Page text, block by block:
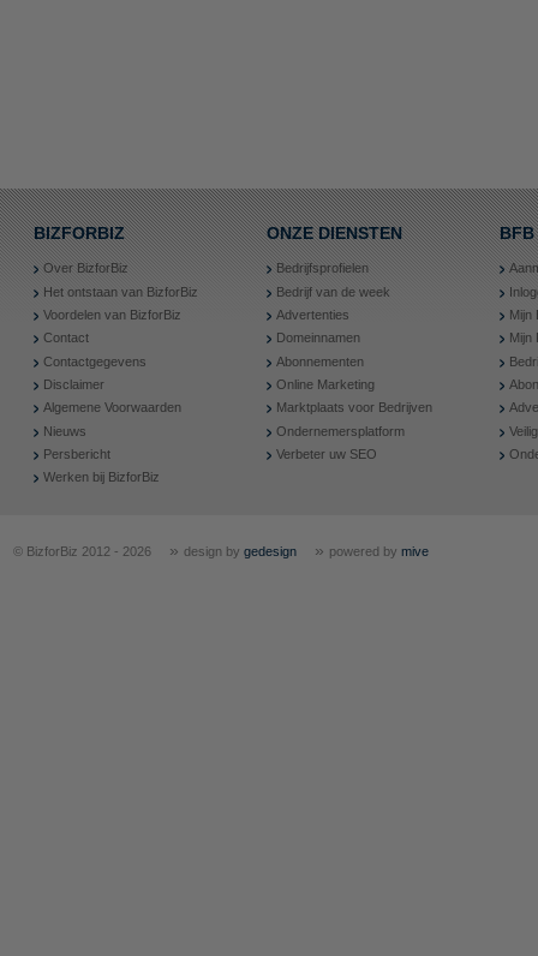
BIZFORBIZ
Over BizforBiz
Het ontstaan van BizforBiz
Voordelen van BizforBiz
Contact
Contactgegevens
Disclaimer
Algemene Voorwaarden
Nieuws
Persbericht
Werken bij BizforBiz
ONZE DIENSTEN
Bedrijfsprofielen
Bedrijf van de week
Advertenties
Domeinnamen
Abonnementen
Online Marketing
Marktplaats voor Bedrijven
Ondernemersplatform
Verbeter uw SEO
BFB
Mijn
Mijn
© BizforBiz 2012 - 2026 » design by gedesign » powered by mive